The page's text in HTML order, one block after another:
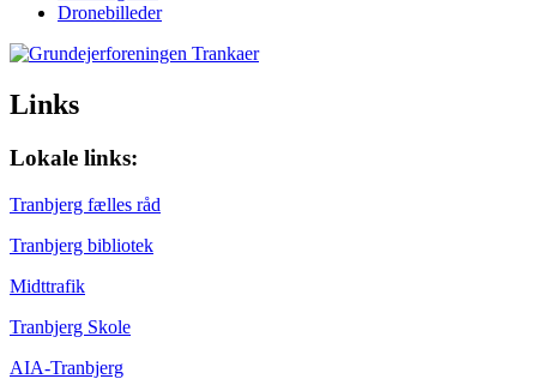
Dronebilleder
Links
Lokale links:
Tranbjerg fælles råd
Tranbjerg bibliotek
Midttrafik
Tranbjerg Skole
AIA-Tranbjerg